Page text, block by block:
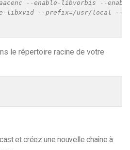
--enable-libvorbis --
libxvid --prefix=/usr/local --
le répertoire racine de votre
et créez une nouvelle chaîne à